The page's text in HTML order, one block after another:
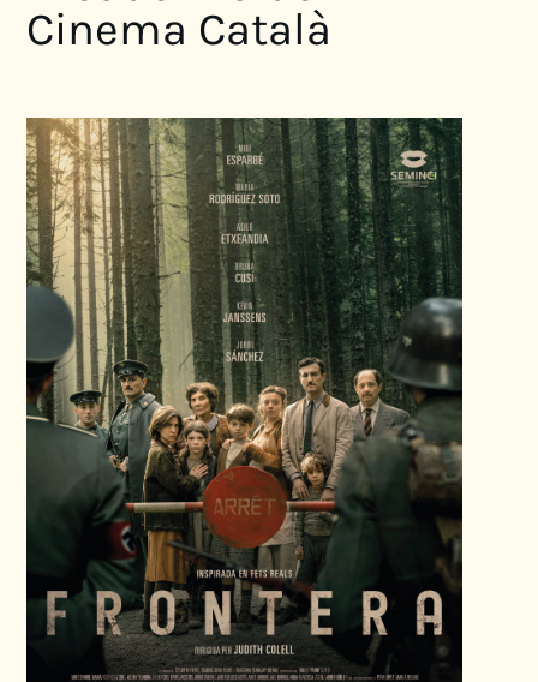
Cinema Català